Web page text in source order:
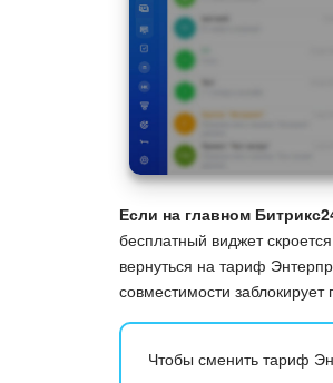
Если на главном
бесплатный виджет
вернуться на тариф
совместимости заблокирует
Чтобы сменить тариф